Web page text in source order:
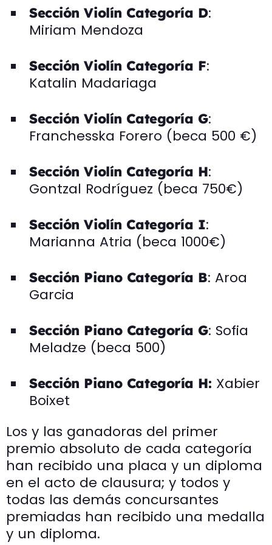
Sección Violín Categoría D:
Miriam Mendoza
Sección Violín Categoría F:
Katalin Madariaga
Sección Violín Categoría G:
Franchesska Forero (beca 500 €)
Sección Violín Categoría H:
Gontzal Rodríguez (beca 750€)
Sección Violín Categoría I:
Marianna Atria (beca 1000€)
Sección Piano Categoría B: Aroa
Garcia
Sección Piano Categoría G: Sofia
Meladze (beca 500)
Sección Piano Categoría H: Xabier
Boixet
Los y las ganadoras del primer
premio absoluto de cada categoría
han recibido una placa y un diploma
en el acto de clausura; y todos y
todas las demás concursantes
premiadas han recibido una medalla
y un diploma.